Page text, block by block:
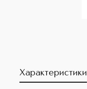
Характеристики